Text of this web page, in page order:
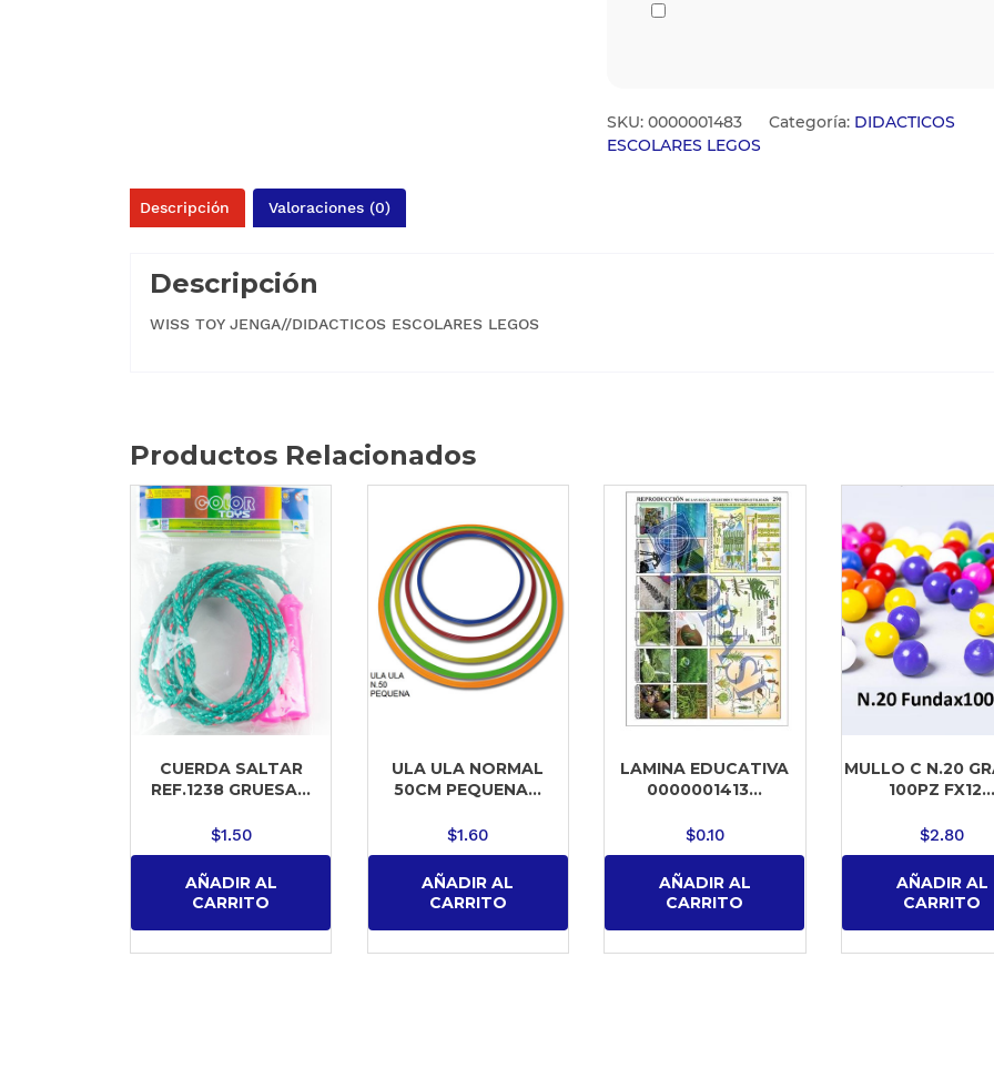
SKU: 0000001483 Categoría: DIDACTICOS
ESCOLARES LEGOS
Descripción Valoraciones (0)
Descripción
WISS TOY JENGA//DIDACTICOS ESCOLARES LEGOS
Productos Relacionados
CUERDA SALTAR
REF.1238 GRUESA...
$1.50
AÑADIR AL
CARRITO
ULA ULA NORMAL
50CM PEQUENA...
$1.60
AÑADIR AL
CARRITO
LAMINA EDUCATIVA
0000001413...
$0.10
AÑADIR AL
CARRITO
MULLO C N.20
100PZ
$2.80
AÑADIR AL
CARRITO